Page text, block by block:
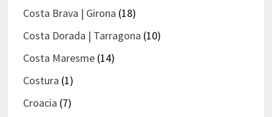
Costa Brava | Girona (18)
Costa Dorada | Tarragona (10)
Costa Maresme(14)
Costura (1)
Croacia (7)